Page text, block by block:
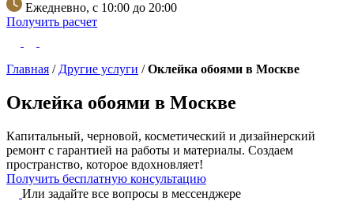
Ежедневно, с 10:00 до 20:00
Получить расчет
Главная / Другие услуги /Оклейка обоями в Москве
Оклейка обоями в Москве
Капитальный, черновой, косметический и дизайнерский
ремонт с гарантией на работы и материалы. Создаем
пространство, которое вдохновляет!
Получить бесплатную консультацию
Или задайте все вопросы в мессенджере